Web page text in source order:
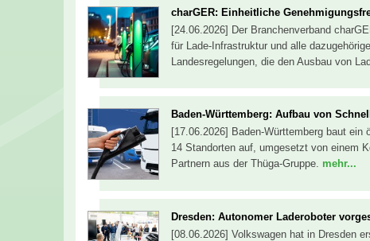
charGER: Einheitliche
[24.06.2026] Der Branchenverband
für Lade-Infrastruktur und alle
Landesregelungen, die den Ausbau von
Baden-Württemberg: Aufbau von
[17.06.2026] Baden-Württemberg baut
14 Standorten auf, umgesetzt von einem
Partnern aus der Thüga-Gruppe. mehr...
Dresden: Autonomer Laderoboter
[08.06.2026] Volkswagen hat in Dresden